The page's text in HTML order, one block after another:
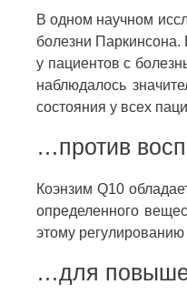
В одном научном
болезни Паркинсона.
у пациентов с
наблюдалось
состояния у всех
…против
Коэнзим Q10
определенного
этому
…для